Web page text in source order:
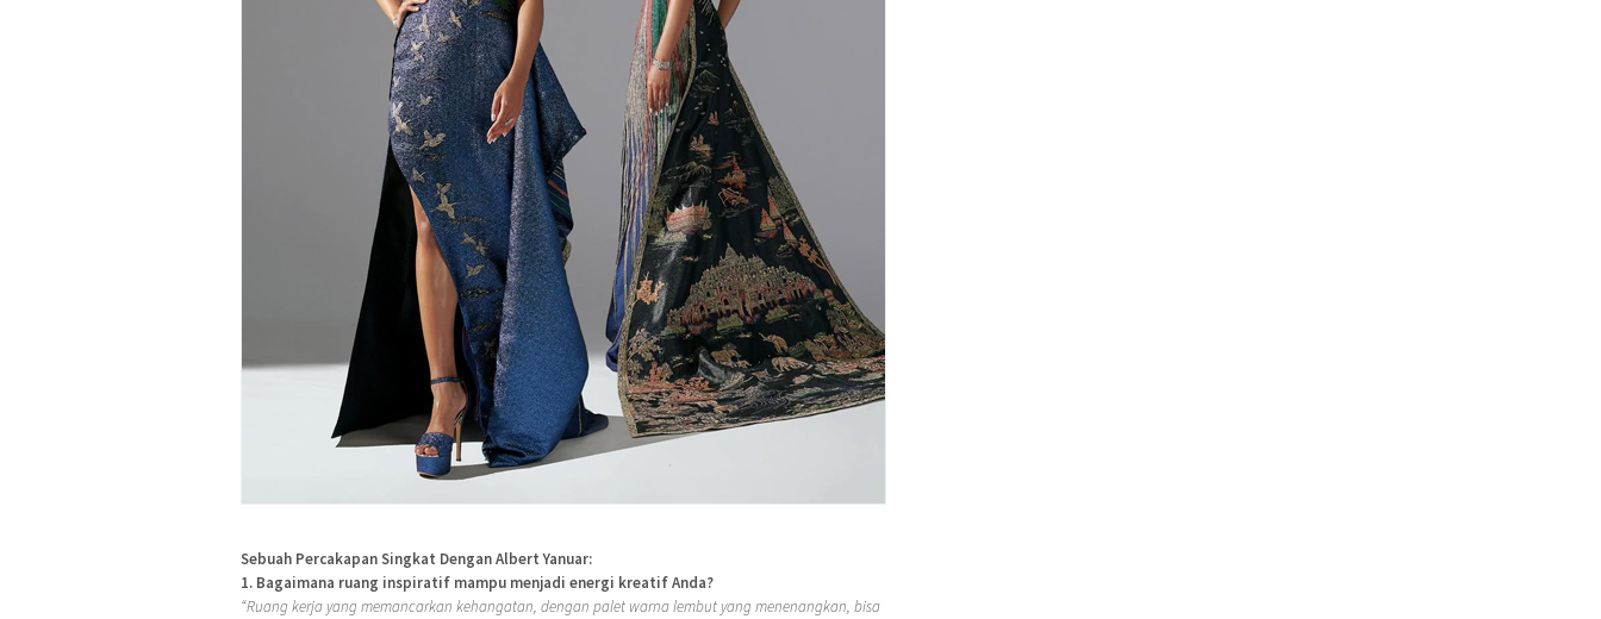
Sebuah Percakapan Singkat Dengan Albert Yanuar:
1. Bagaimana ruang inspiratif mampu menjadi energi kreatif Anda?
“Ruang kerja yang memancarkan kehangatan, dengan palet warna lembut yang menenangkan, bisa